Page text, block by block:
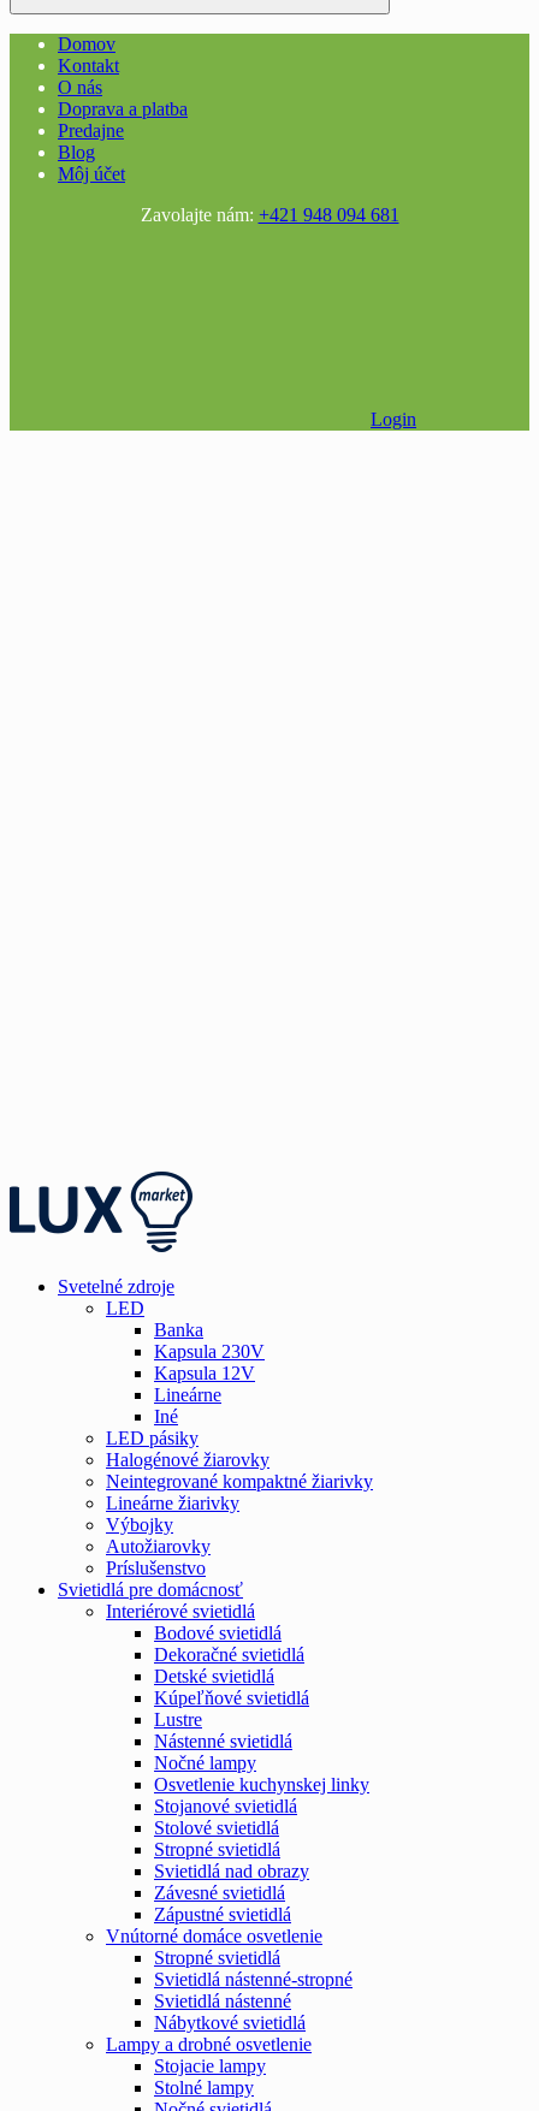
Domov
Kontakt
O nás
Doprava a platba
Predajne
Blog
Môj účet
Zavolajte nám: +421 948 094 681
Login
Svetelné zdroje
LED
Banka
Kapsula 230V
Kapsula 12V
Lineárne
Iné
LED pásiky
Halogénové žiarovky
Neintegrované kompaktné žiarivky
Lineárne žiarivky
Výbojky
Autožiarovky
Príslušenstvo
Svietidlá pre domácnosť
Interiérové svietidlá
Bodové svietidlá
Dekoračné svietidlá
Detské svietidlá
Kúpeľňové svietidlá
Lustre
Nástenné svietidlá
Nočné lampy
Osvetlenie kuchynskej linky
Stojanové svietidlá
Stolové svietidlá
Stropné svietidlá
Svietidlá nad obrazy
Závesné svietidlá
Zápustné svietidlá
Vnútorné domáce osvetlenie
Stropné svietidlá
Svietidlá nástenné-stropné
Svietidlá nástenné
Nábytkové svietidlá
Lampy a drobné osvetlenie
Stojacie lampy
Stolné lampy